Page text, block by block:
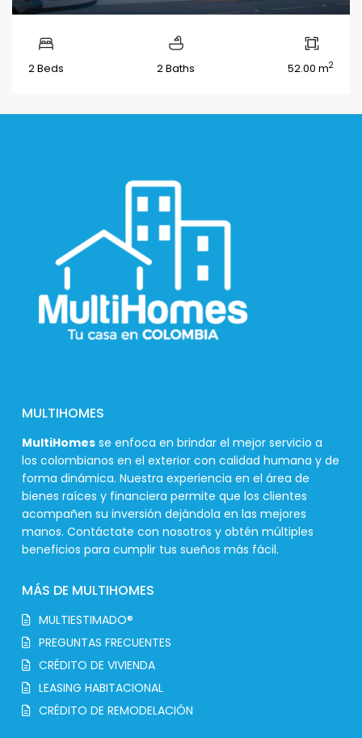
2 Beds 2 Baths 52.00 m2
MULTIHOMES
MultiHomes se enfoca en brindar el mejor servicio a
los colombianos en el exterior con calidad humana y de
forma dinámica. Nuestra experiencia en el área de
bienes raíces y financiera permite que los clientes
acompañen su inversión dejándola en las mejores
manos. Contáctate con nosotros y obtén múltiples
beneficios para cumplir tus sueños más fácil.
MÁS DE MULTIHOMES
MULTIESTIMADO®
PREGUNTAS FRECUENTES
CRÉDITO DE VIVIENDA
LEASING HABITACIONAL
CRÉDITO DE REMODELACIÓN